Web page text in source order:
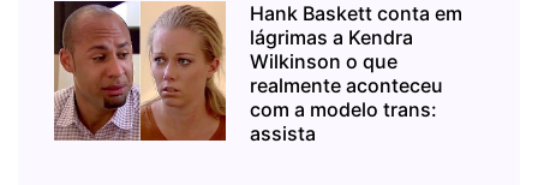
Hank Baskett conta em
lágrimas a Kendra
Wilkinson o que
realmente aconteceu
com a modelo trans:
assista